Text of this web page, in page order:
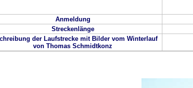
Anmeldung
Streckenlänge
der Laufstrecke mit Bilder vom Winterlauf
von Thomas Schmidtkonz